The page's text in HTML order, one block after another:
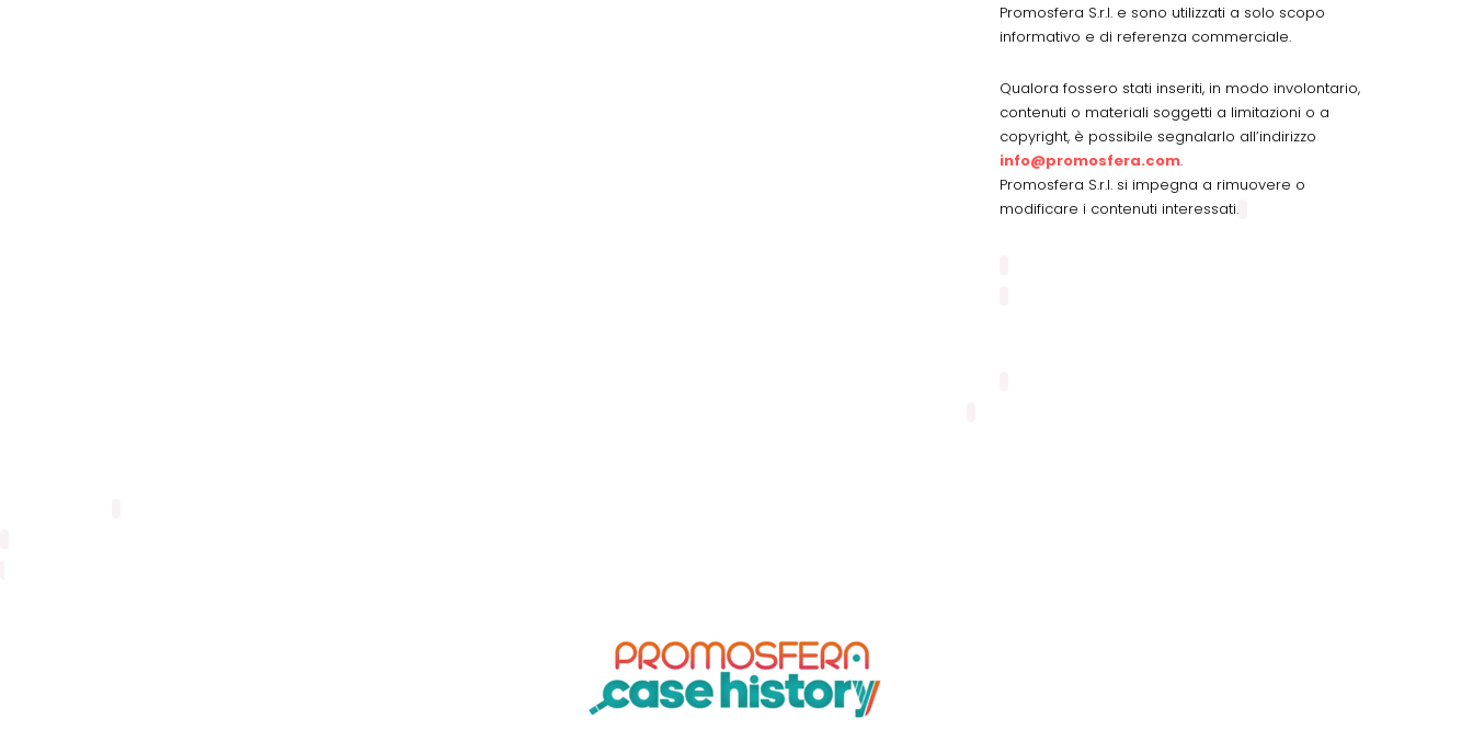
Promosfera S.r.l. e sono utilizzati a solo scopo
informativo e di referenza commerciale.
Qualora fossero stati inseriti, in modo involontario,
contenuti o materiali soggetti a limitazioni o a
copyright, è possibile segnalarlo all’indirizzo
info@promosfera.com.
Promosfera S.r.l. si impegna a rimuovere o
modificare i contenuti interessati.